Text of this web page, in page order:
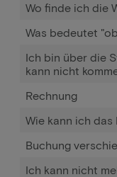
Wo finde ich die
Was bedeutet
Ich bin über die
kann nicht
Rechnung
Wie kann ich das
Buchung
Ich kann nicht